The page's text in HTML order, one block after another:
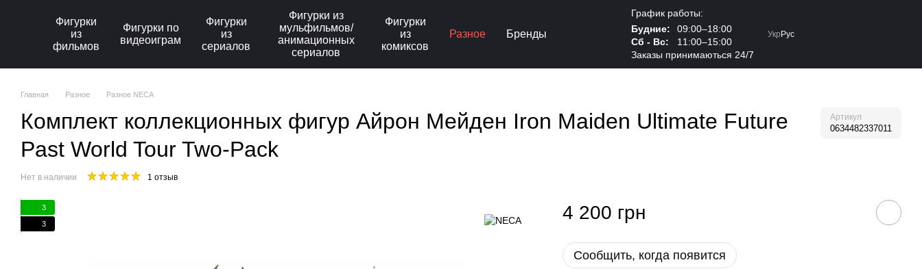
Фигурки
из
фильмов
Фигурки по
видеоиграм
Фигурки
из
сериалов
Фигурки из
мульфильмов/
анимационных
сериалов
Фигурки
из
комиксов
Разное Бренды
График работы:
Будние:
09:00–18:00
Сб - Вс:
11:00–15:00
Заказы принимаються 24/7
Укр Рус
Главная Разное Разное NECA
Комплект коллекционных фигур Айрон Мейден Iron Maiden Ultimate Future
Past World Tour Two-Pack
Артикул
0634482337011
Нет в наличии 1 отзыв
3
3
4 200 грн
Сообщить, когда появится